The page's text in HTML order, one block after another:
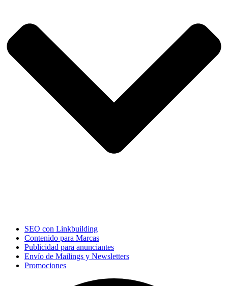
SEO con Linkbuilding
Contenido para Marcas
Publicidad para anunciantes
Envío de Mailings y Newsletters
Promociones